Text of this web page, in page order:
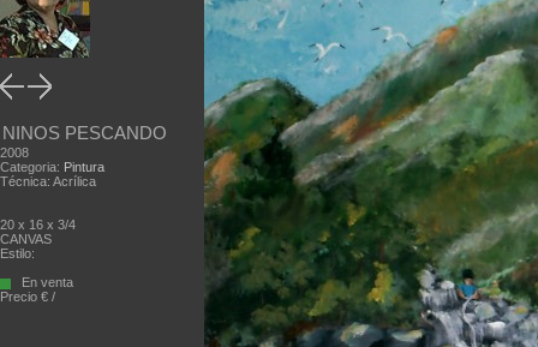
NINOS PESCANDO
2008
Categoria: Pintura
Técnica: Acrílica
20 x 16 x 3/4
CANVAS
Estilo:
En venta
Precio € /